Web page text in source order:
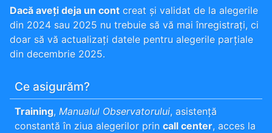
Dacă aveți deja un cont creat și validat de la alegerile
din 2024 sau 2025 nu trebuie să vă mai înregistrați, ci
doar să vă actualizați datele pentru alegerile parțiale
din decembrie 2025.
Ce asigurăm?
Training, Manualul Observatorului, asistență
constantă în ziua alegerilor prin call center, acces la